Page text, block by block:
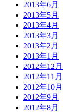
2013年6月
2013年5月
2013年4月
2013年3月
2013年2月
2013年1月
2012年12月
2012年11月
2012年10月
2012年9月
2012年8月